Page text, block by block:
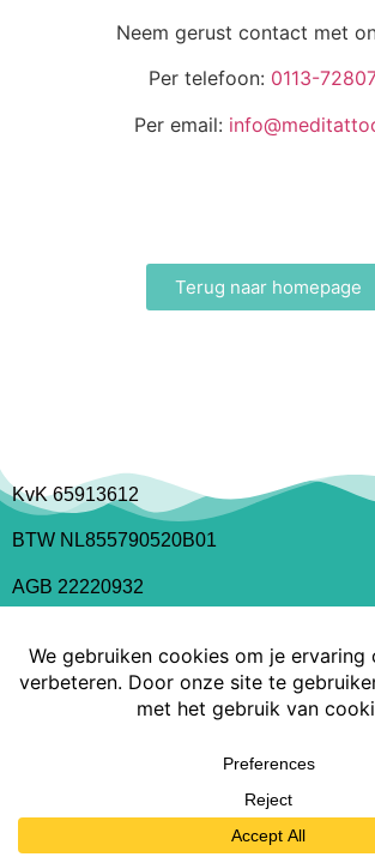
Neem gerust contact met
Per telefoon: 0113-
Per email:
Terug naar homepage
KvK 65913612
BTW NL855790520B01
AGB 22220932
Copyright Medical Tattoo